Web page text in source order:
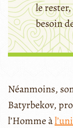
le
besoin
Néanmoins,
Batyrbekov,
l’Homme à